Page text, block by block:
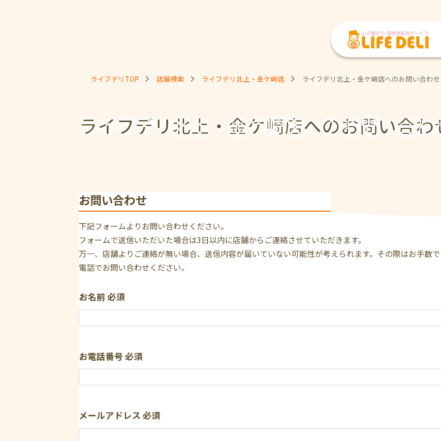
ライフデリTOP 店舗検索 ライフデリ北上・金ケ崎店 ライフデリ北上・金ケ崎店へのお問い合わせ
ライフデリ北上・金ケ崎店へのお問い合わ
お問い合わせ
下記フォームよりお問い合わせください。
フォームで送信いただいた場合は3日以内に店舗からご連絡させていただきます。
万一、店舗よりご連絡が無い場合、送信内容が届いていない可能性が考えられます。その際はお手数
電話でお問い合わせください。
お名前必須
お電話番号必須
メールアドレス 必須